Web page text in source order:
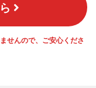
せんので、ご安心くださ